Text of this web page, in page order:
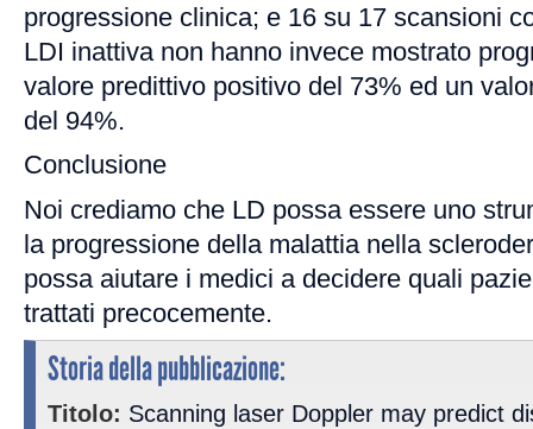
progressione clinica; e 16 su 17 scansioni
LDI inattiva non hanno invece mostrato
valore predittivo positivo del 73% ed un
del 94%.
Conclusione
Noi crediamo che LD possa essere uno
la progressione della malattia nella
possa aiutare i medici a decidere quali
trattati precocemente.
Storia della pubblicazione:
Titolo: Scanning laser Doppler may predict